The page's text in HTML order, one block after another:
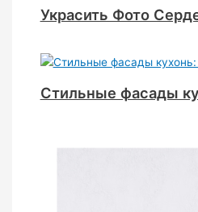
Украсить Фото
Стильные фасады